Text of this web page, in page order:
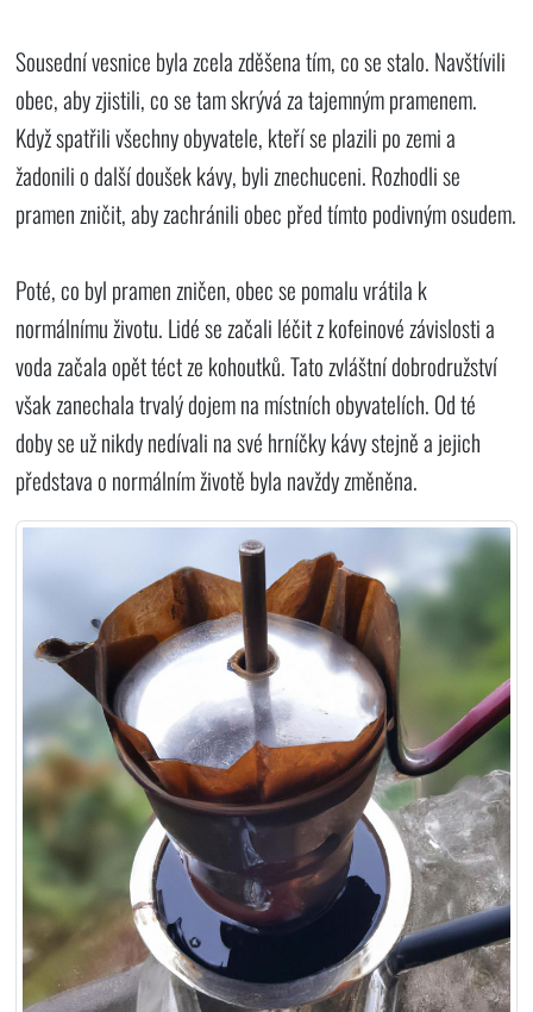
Sousední vesnice byla zcela zděšena tím, co se stalo. Navštívili
obec, aby zjistili, co se tam skrývá za tajemným pramenem.
Když spatřili všechny obyvatele, kteří se plazili po zemi a
žadonili o další doušek kávy, byli znechuceni. Rozhodli se
pramen zničit, aby zachránili obec před tímto podivným osudem.
Poté, co byl pramen zničen, obec se pomalu vrátila k
normálnímu životu. Lidé se začali léčit z kofeinové závislosti a
voda začala opět téct ze kohoutků. Tato zvláštní dobrodružství
však zanechala trvalý dojem na místních obyvatelích. Od té
doby se už nikdy nedívali na své hrníčky kávy stejně a jejich
představa o normálním životě byla navždy změněna.